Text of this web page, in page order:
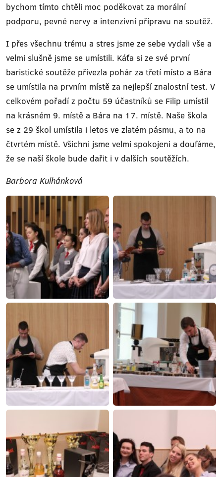
bychom tímto chtěli moc poděkovat za morální
podporu, pevné nervy a intenzivní přípravu na soutěž.
I přes všechnu trému a stres jsme ze sebe vydali vše a
velmi slušně jsme se umístili. Káťa si ze své první
baristické soutěže přivezla pohár za třetí místo a Bára
se umístila na prvním místě za nejlepší znalostní test. V
celkovém pořadí z počtu 59 účastníků se Filip umístil
na krásném 9. místě a Bára na 17. místě. Naše škola
se z 29 škol umístila i letos ve zlatém pásmu, a to na
čtvrtém místě. Všichni jsme velmi spokojeni a doufáme,
že se naší škole bude dařit i v dalších soutěžích.
Barbora Kulhánková